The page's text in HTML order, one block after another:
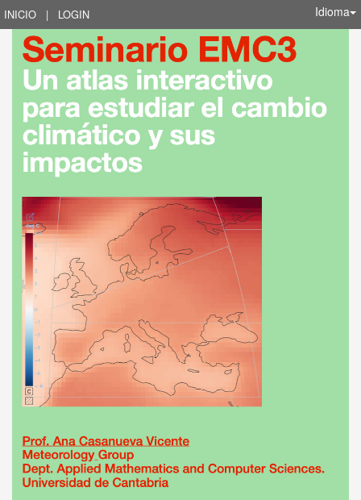
INICIO | LOGIN Idioma